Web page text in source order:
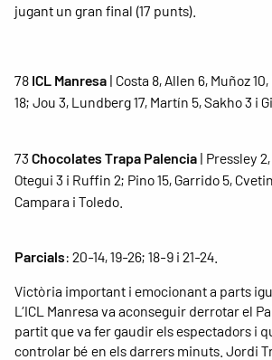
jugant un gran final (17 punts).
78 ICL Manresa | Costa 8, Allen 6, Muñoz
18; Jou 3, Lundberg 17, Martín 5, Sakho 3 i
73 Chocolates Trapa Palencia | Pressley 2,
Otegui 3 i Ruffin 2; Pino 15, Garrido 5,
Campara i Toledo.
Parcials: 20-14, 19-26; 18-9 i 21-24.
Victòria important i emocionant a parts
L’ICL Manresa va aconseguir derrotar el
partit que va fer gaudir els espectadors i
controlar bé en els darrers minuts. Jordi